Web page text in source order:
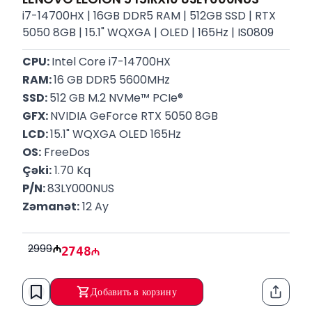
i7-14700HX | 16GB DDR5 RAM | 512GB SSD | RTX
5050 8GB | 15.1" WQXGA | OLED | 165Hz | IS0809
CPU: Intel Core i7-14700HX
RAM: 16 GB DDR5 5600MHz
SSD: 512 GB M.2 NVMe™ PCIe®
GFX: NVIDIA GeForce RTX 5050 8GB
LCD: 15.1" WQXGA OLED 165Hz
OS: FreeDos
Çəki: 1.70 Kq
P/N: 83LY000NUS
Zəmanət: 12 Ay
2999 2748
Добавить в корзину